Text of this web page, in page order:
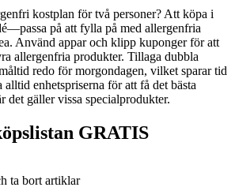
kostplan för två personer? Att köpa i
på att fylla på med allergenfria
Använd appar och klipp kuponger för att
allergenfria produkter. Tillaga dubbla
redo för morgondagen, vilket sparar tid
enhetspriserna för att få det bästa
det gäller vissa specialprodukter.
GRATIS
ta bort artiklar